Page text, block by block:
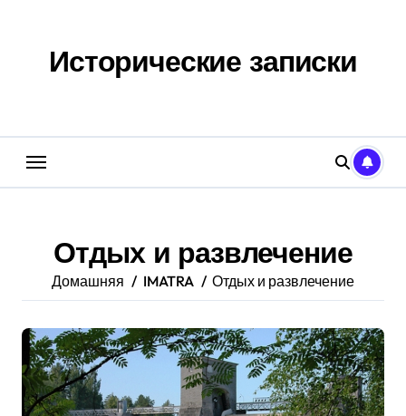
содержаниюИсторические записки
Отдых и развлечение
Домашняя IMATRA Отдых и развлечение